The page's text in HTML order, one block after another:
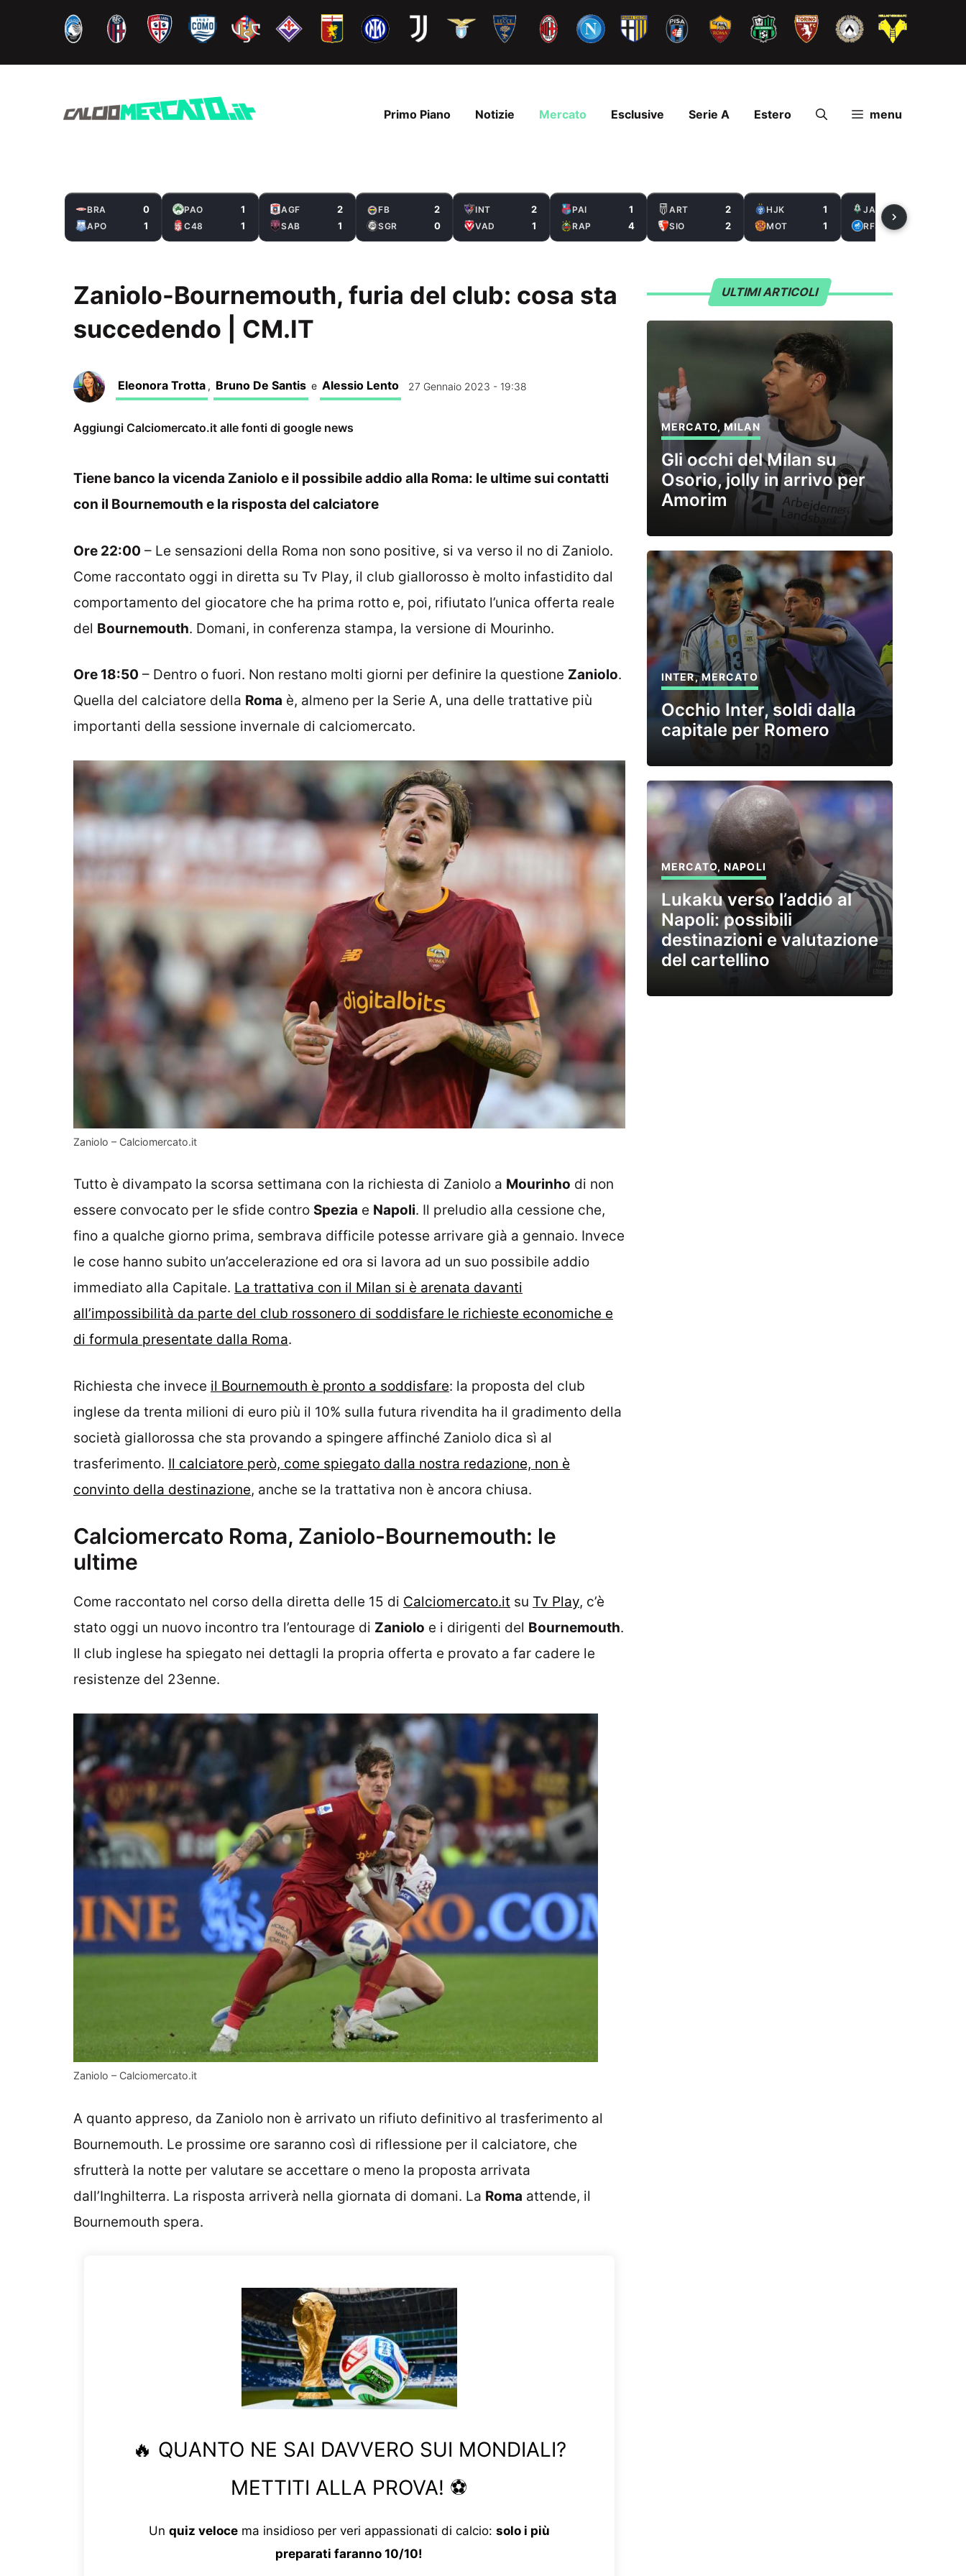
contenuto
Primo Piano Notizie Mercato Esclusive Serie A Estero menu
BRA 0
APO 1
PAO 1
C48 1
AGF 2
SAB 1
FB 2
SGR 0
INT 2
VAD 1
PAI 1
RAP 4
ART 2
SIO 2
HJK 1
MOT 1
JAB
RFS
Zaniolo-Bournemouth, furia del club: cosa sta
succedendo | CM.IT
Eleonora Trotta , Bruno De Santis e Alessio Lento 27 Gennaio 2023 - 19:38
Aggiungi Calciomercato.it alle fonti di google news
Tiene banco la vicenda Zaniolo e il possibile addio alla Roma: le ultime sui contatti
con il Bournemouth e la risposta del calciatore
Ore 22:00 – Le sensazioni della Roma non sono positive, si va verso il no di Zaniolo.
Come raccontato oggi in diretta su Tv Play, il club giallorosso è molto infastidito dal
comportamento del giocatore che ha prima rotto e, poi, rifiutato l’unica offerta reale
del Bournemouth. Domani, in conferenza stampa, la versione di Mourinho.
Ore 18:50 – Dentro o fuori. Non restano molti giorni per definire la questione Zaniolo.
Quella del calciatore della Roma è, almeno per la Serie A, una delle trattative più
importanti della sessione invernale di calciomercato.
Zaniolo – Calciomercato.it
Tutto è divampato la scorsa settimana con la richiesta di Zaniolo a Mourinho di non
essere convocato per le sfide contro Spezia e Napoli. Il preludio alla cessione che,
fino a qualche giorno prima, sembrava difficile potesse arrivare già a gennaio. Invece
le cose hanno subito un’accelerazione ed ora si lavora ad un suo possibile addio
immediato alla Capitale. La trattativa con il Milan si è arenata davanti
all’impossibilità da parte del club rossonero di soddisfare le richieste economiche e
di formula presentate dalla Roma.
Richiesta che invece il Bournemouth è pronto a soddisfare: la proposta del club
inglese da trenta milioni di euro più il 10% sulla futura rivendita ha il gradimento della
società giallorossa che sta provando a spingere affinché Zaniolo dica sì al
trasferimento. Il calciatore però, come spiegato dalla nostra redazione, non è
convinto della destinazione, anche se la trattativa non è ancora chiusa.
Calciomercato Roma, Zaniolo-Bournemouth: le
ultime
Come raccontato nel corso della diretta delle 15 di Calciomercato.it su Tv Play, c’è
stato oggi un nuovo incontro tra l’entourage di Zaniolo e i dirigenti del Bournemouth.
Il club inglese ha spiegato nei dettagli la propria offerta e provato a far cadere le
resistenze del 23enne.
Zaniolo – Calciomercato.it
A quanto appreso, da Zaniolo non è arrivato un rifiuto definitivo al trasferimento al
Bournemouth. Le prossime ore saranno così di riflessione per il calciatore, che
sfrutterà la notte per valutare se accettare o meno la proposta arrivata
dall’Inghilterra. La risposta arriverà nella giornata di domani. La Roma attende, il
Bournemouth spera.
🔥 QUANTO NE SAI DAVVERO SUI MONDIALI?
METTITI ALLA PROVA! ⚽
Un quiz velocema insidioso per veri appassionati di calcio: solo i più
preparati faranno 10/10!
ULTIMI ARTICOLI
MERCATO,MILAN
Gli occhi del Milan su
Osorio, jolly in arrivo per
Amorim
INTER,MERCATO
Occhio Inter, soldi dalla
capitale per Romero
MERCATO,NAPOLI
Lukaku verso l’addio al
Napoli: possibili
destinazioni e valutazione
del cartellino